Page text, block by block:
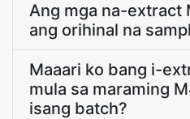
Ang mga na-extract
ang orihinal na
Maaari ko bang i-
mula sa maraming
isang batch?